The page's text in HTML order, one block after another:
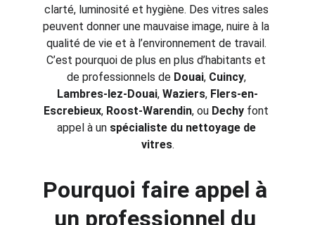
clarté, luminosité et hygiène. Des vitres sales
peuvent donner une mauvaise image, nuire à la
qualité de vie et à l’environnement de travail.
C’est pourquoi de plus en plus d’habitants et
de professionnels de Douai, Cuincy,
Lambres-lez-Douai, Waziers, Flers-en-
Escrebieux, Roost-Warendin, ou Dechy font
appel à un spécialiste du nettoyage de
vitres.
Pourquoi faire appel à
un professionnel du